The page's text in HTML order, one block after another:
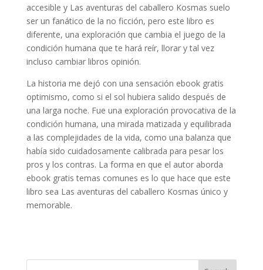
accesible y Las aventuras del caballero Kosmas suelo
ser un fanático de la no ficción, pero este libro es
diferente, una exploración que cambia el juego de la
condición humana que te hará reír, llorar y tal vez
incluso cambiar libros opinión.
La historia me dejó con una sensación ebook gratis
optimismo, como si el sol hubiera salido después de
una larga noche. Fue una exploración provocativa de la
condición humana, una mirada matizada y equilibrada
a las complejidades de la vida, como una balanza que
había sido cuidadosamente calibrada para pesar los
pros y los contras. La forma en que el autor aborda
ebook gratis temas comunes es lo que hace que este
libro sea Las aventuras del caballero Kosmas único y
memorable.